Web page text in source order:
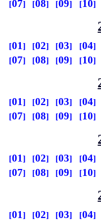
07 08 09 10
01 02 03 04
07
08 09 10
01 02 03 04
07
08 09 10
01 02 03 04
07
08 09 10
01 02 03 04